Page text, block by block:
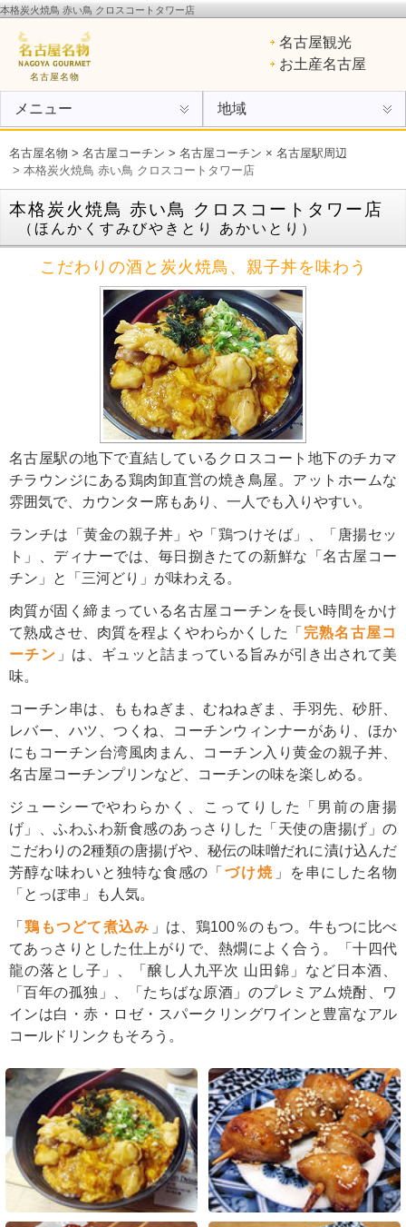
本格炭火焼鳥 赤い鳥 クロスコートタワー店
けスパ、小倉トースト、ういろう
名古屋名物
名古屋観光
お土産名古屋
メニュー 地域
名古屋名物 > 名古屋コーチン > 名古屋コーチン × 名古屋駅周辺
> 本格炭火焼鳥 赤い鳥 クロスコートタワー店
本格炭火焼鳥 赤い鳥 クロスコートタワー店
（ほんかくすみびやきとり あかいとり）
こだわりの酒と炭火焼鳥、親子丼を味わう
名古屋駅の地下で直結しているクロスコート地下のチカマ
チラウンジにある鶏肉卸直営の焼き鳥屋。アットホームな
雰囲気で、カウンター席もあり、一人でも入りやすい。
ランチは「黄金の親子丼」や「鶏つけそば」、「唐揚セッ
ト」、ディナーでは、毎日捌きたての新鮮な「名古屋コー
チン」と「三河どり」が味わえる。
肉質が固く締まっている名古屋コーチンを長い時間をかけ
て熟成させ、肉質を程よくやわらかくした「 完熟名古屋コ
ーチン 」は、ギュッと詰まっている旨みが引き出されて美
味。
コーチン串は、ももねぎま、むねねぎま、手羽先、砂肝、
レバー、ハツ、つくね、コーチンウィンナーがあり、ほか
にもコーチン台湾風肉まん、コーチン入り黄金の親子丼、
名古屋コーチンプリンなど、コーチンの味を楽しめる。
ジューシーでやわらかく、こってりした「男前の唐揚
げ」、ふわふわ新食感のあっさりした「天使の唐揚げ」の
こだわりの2種類の唐揚げや、秘伝の味噌だれに漬け込んだ
芳醇な味わいと独特な食感の「 づけ焼 」を串にした名物
「とっぽ串」も人気。
「 鶏もつどて煮込み 」は、鶏100％のもつ。牛もつに比べ
てあっさりとした仕上がりで、熱燗によく合う。「十四代
龍の落とし子」、「醸し人九平次 山田錦」など日本酒、
「百年の孤独」、「たちばな原酒」のプレミアム焼酎、ワ
インは白・赤・ロゼ・スパークリングワインと豊富なアル
コールドリンクもそろう。